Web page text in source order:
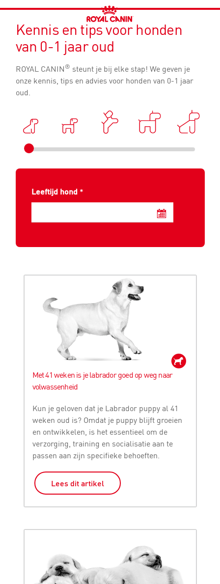
Kennis en tips voor honden
van 0-1 jaar oud
ROYAL CANIN® steunt je bij elke stap! We geven je
onze kennis, tips en advies voor honden van 0-1 jaar
oud.
Leeftijd hond*
Met 41 weken is je labrador goed op weg naar
volwassenheid
Kun je geloven dat je Labrador puppy al 41
weken oud is? Omdat je puppy blijft groeien
en ontwikkelen, is het essentieel om de
verzorging, training en socialisatie aan te
passen aan zijn specifieke behoeften.
Lees dit artikel